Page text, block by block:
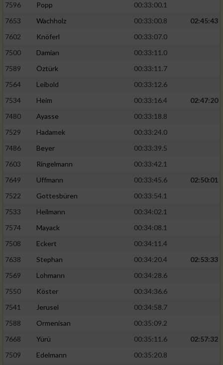
7596
Popp
00:33:00.1
7653
Wachholz 00:33:00.8
02:45:43
7602
Knöferl
00:33:07.0
7500
Damian
00:33:11.0
7589
Öztürk
00:33:11.7
7564
Leibold
00:33:12.6
7534
Heim 00:33:16.4
02:47:20
7480
Ayasse
00:33:18.8
7529
Hadamek
00:33:24.0
7486
Beyer
00:33:39.5
7603
Ringelmann
00:33:42.1
7649
Uffmann 00:33:45.6
02:50:01
7522
Gottesbüren
00:33:54.1
7533
Heilmann
00:34:02.1
7574
Mayack
00:34:08.1
7508
Eckert
00:34:11.4
7638
Stephan 00:34:20.4
02:53:33
7569
Lohmann
00:34:28.6
7550
Köster
00:34:36.6
7541
Jerusel
00:34:58.7
7588
Ormenisan
00:35:09.2
7668
Yürü 00:35:11.6
02:57:32
7509
Edelmann
00:35:20.8